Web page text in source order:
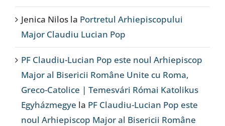
Jenica Nilos la Portretul Arhiepiscopului
Major Claudiu Lucian Pop
PF Claudiu-Lucian Pop este noul Arhiepiscop
Major al Bisericii Române Unite cu Roma,
Greco-Catolice | Temesvári Római Katolikus
Egyházmegye la PF Claudiu-Lucian Pop este
noul Arhiepiscop Major al Bisericii Române